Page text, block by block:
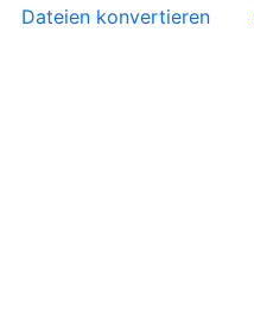
Dateien konvertieren